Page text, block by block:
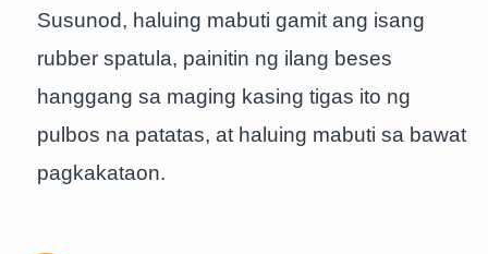
Susunod, haluing mabuti gamit ang isang
rubber spatula, painitin ng ilang beses
hanggang sa maging kasing tigas ito ng
pulbos na patatas, at haluing mabuti sa bawat
pagkakataon.